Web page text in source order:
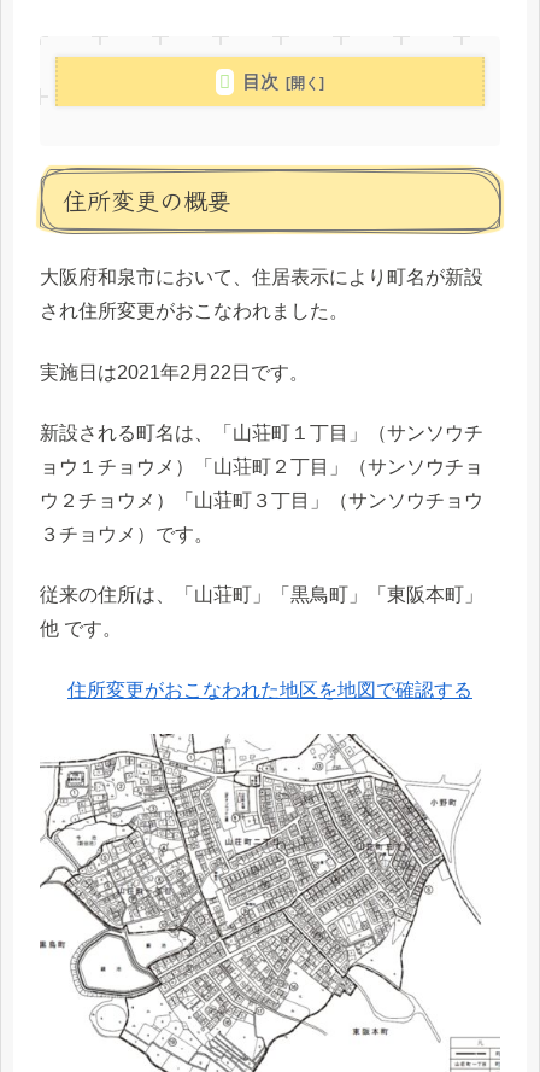
目次
住所変更の概要
大阪府和泉市において、住居表示により町名が新設
され住所変更がおこなわれました。
実施日は2021年2月22日です。
新設される町名は、「山荘町１丁目」（サンソウチ
ョウ１チョウメ）「山荘町２丁目」（サンソウチョ
ウ２チョウメ）「山荘町３丁目」（サンソウチョウ
３チョウメ）です。
従来の住所は、「山荘町」「黒鳥町」「東阪本町」
他 です。
住所変更がおこなわれた地区を地図で確認する